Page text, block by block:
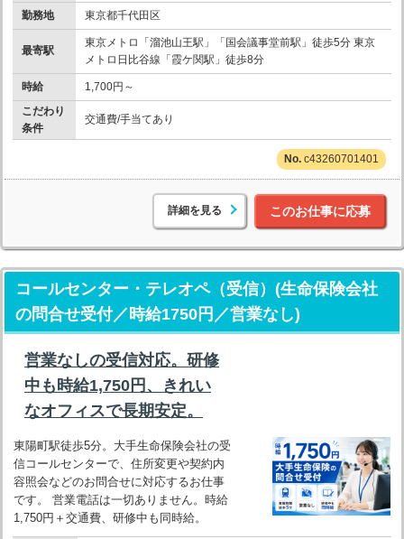
勤務地 東京都千代田区
最寄駅
東京メトロ「溜池山王駅」「国会議事堂前駅」徒歩5分 東京
メトロ日比谷線「霞ケ関駅」徒歩8分
時給
1,700円～
こだわり
条件
交通費/手当てあり
c43260701401
詳細を見る このお仕事に応募
コールセンター・テレオペ（受信）(生命保険会社
の問合せ受付／時給1750円／営業なし)
営業なしの受信対応。研修
中も時給1,750円、きれい
なオフィスで長期安定。
東陽町駅徒歩5分。大手生命保険会社の受
信コールセンターで、住所変更や契約内
容照会などのお問合せに対応するお仕事
です。 営業電話は一切ありません。時給
1,750円＋交通費、研修中も同時給。